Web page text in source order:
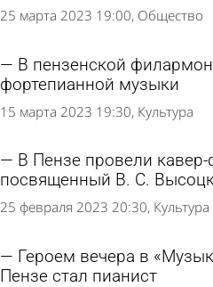
25 марта 2023 19:00 Общество
В пензенской
фортепианной музыки
15 марта 2023 19:30 Культура
В Пензе провели кавер-
посвященный В. С.
25 февраля 2023 20:30 Культура
Героем вечера в
Пензе стал пианист